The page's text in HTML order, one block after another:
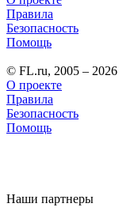
Правила
Безопасность
Помощь
© FL.ru, 2005 – 2026
О проекте
Правила
Безопасность
Помощь
Наши партнеры